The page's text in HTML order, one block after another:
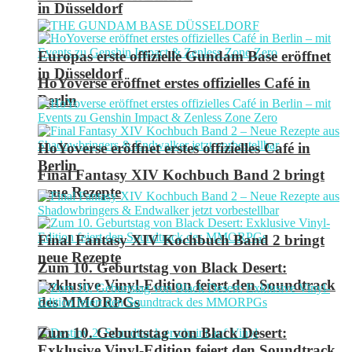
in Düsseldorf
HoYoverse eröffnet erstes offizielles Café in
Berlin
Final Fantasy XIV Kochbuch Band 2 bringt
neue Rezepte
Zum 10. Geburtstag von Black Desert:
Exklusive Vinyl-Edition feiert den Soundtrack
des MMORPGs
Europas erste offizielle Gundam Base eröffnet
in Düsseldorf
HoYoverse eröffnet erstes offizielles Café in
Berlin
Final Fantasy XIV Kochbuch Band 2 bringt
neue Rezepte
Zum 10. Geburtstag von Black Desert: